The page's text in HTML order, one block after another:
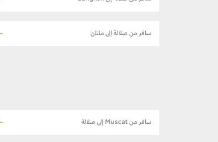
سافر من صلالة إلى ملتان
سافر من Muscat إلى صلالة